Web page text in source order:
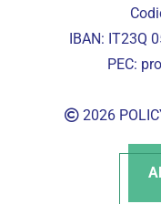
IBAN: IT23Q
PEC:
2026